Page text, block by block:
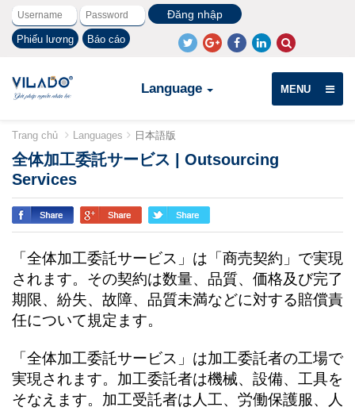
Phiếu lương Báo cáo
Language MENU
Trang chủ Languages 日本語版
全体加工委託サービス | Outsourcing
Services
「全体加工委託サービス」は「商売契約」で実現
されます。その契約は数量、品質、価格及び完了
期限、紛失、故障、品質未満などに対する賠償責
任について規定ます。
「全体加工委託サービス」は加工委託者の工場で
実現されます。加工委託者は機械、設備、工具を
そなえます。加工受託者は人工、労働保護服、人